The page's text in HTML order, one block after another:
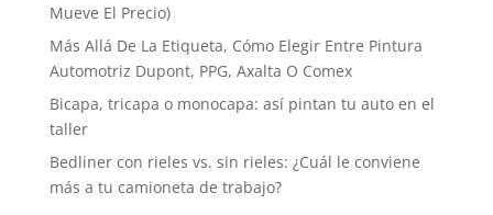
Mueve El Precio)
Más Allá De La Etiqueta, Cómo Elegir Entre Pintura
Automotriz Dupont, PPG, Axalta O Comex
Bicapa, tricapa o monocapa: así pintan tu auto en el
taller
Bedliner con rieles vs. sin rieles: ¿Cuál le conviene
más a tu camioneta de trabajo?